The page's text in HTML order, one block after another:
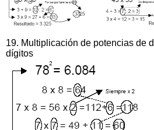
19. Multiplicación de potencias de
dígitos